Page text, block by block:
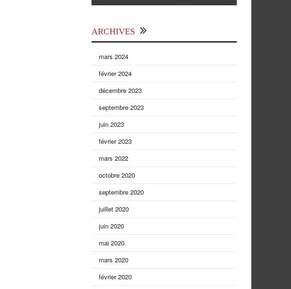
ARCHIVES
mars 2024
février 2024
décembre 2023
septembre 2023
juin 2023
février 2023
mars 2022
octobre 2020
septembre 2020
juillet 2020
juin 2020
mai 2020
mars 2020
février 2020